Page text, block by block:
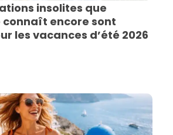
insolites que
connaît encore sont
les vacances d’été 2026